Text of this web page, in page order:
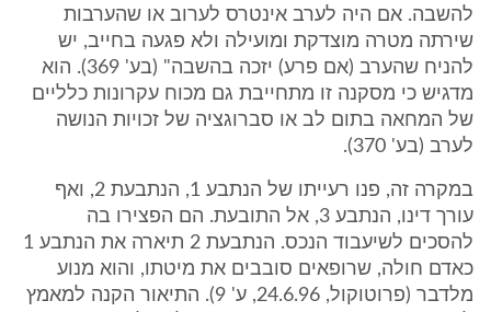
להשבה. אם היה לערב אינטרס לערוב או שהערבות
שירתה מטרה מוצדקת ומועילה ולא פגעה בחייב, יש
להניח שהערב (אם פרע) יזכה בהשבה" (בע' 369). הוא
מדגיש כי מסקנה זו מתחייבת גם מכוח עקרונות כלליים
של המחאה בתום לב או סברוגציה של זכויות הנושה
לערב (בע' 370).
במקרה זה, פנו רעייתו של הנתבע 1, הנתבעת 2, ואף
עורך דינו, הנתבע 3, אל התובעת. הם הפצירו בה
להסכים לשיעבוד הנכס. הנתבעת 2 תיארה את הנתבע 1
כאדם חולה, שרופאים סובבים את מיטתו, והוא מנוע
מלדבר (פרוטוקול, 24.6.96, ע' 9). התיאור הקנה למאמץ